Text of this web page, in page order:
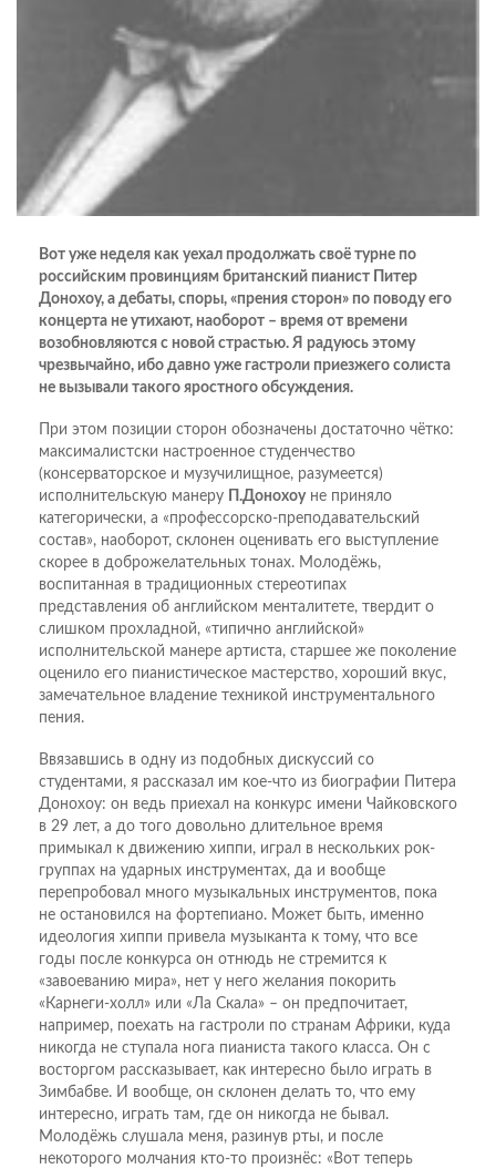
Вот уже неделя как уехал продолжать своё турне по
российским провинциям британский пианист Питер
Донохоу, а дебаты, споры, «прения сторон» по поводу его
концерта не утихают, наоборот – время от времени
возобновляются с новой страстью. Я радуюсь этому
чрезвычайно, ибо давно уже гастроли приезжего солиста
не вызывали такого яростного обсуждения.
При этом позиции сторон обозначены достаточно чётко:
максималистски настроенное студенчество
(консерваторское и музучилищное, разумеется)
исполнительскую манеру
П.Донохоуне приняло
категорически, а «профессорско-преподавательский
состав», наоборот, склонен оценивать его выступление
скорее в доброжелательных тонах. Молодёжь,
воспитанная в традиционных стереотипах
представления об английском менталитете, твердит о
слишком прохладной, «типично английской»
исполнительской манере артиста, старшее же поколение
оценило его пианистическое мастерство, хороший вкус,
замечательное владение техникой инструментального
пения.
Ввязавшись в одну из подобных дискуссий со
студентами, я рассказал им кое-что из биографии Питера
Донохоу: он ведь приехал на конкурс имени Чайковского
в 29 лет, а до того довольно длительное время
примыкал к движению хиппи, играл в нескольких рок-
группах на ударных инструментах, да и вообще
перепробовал много музыкальных инструментов, пока
не остановился на фортепиано. Может быть, именно
идеология хиппи привела музыканта к тому, что все
годы после конкурса он отнюдь не стремится к
«завоеванию мира», нет у него желания покорить
«Карнеги-холл» или «Ла Скала» – он предпочитает,
например, поехать на гастроли по странам Африки, куда
никогда не ступала нога пианиста такого класса. Он с
восторгом рассказывает, как интересно было играть в
Зимбабве. И вообще, он склонен делать то, что ему
интересно, играть там, где он никогда не бывал.
Молодёжь слушала меня, разинув рты, и после
некоторого молчания кто-то произнёс: «Вот теперь